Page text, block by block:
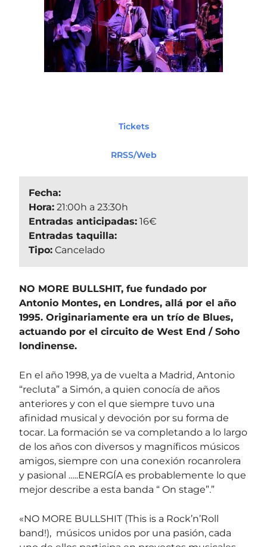
Tickets
RRSS/Web
Fecha:
Hora: 21:00h a 23:30h
Entradas anticipadas: 16€
Entradas taquilla:
Tipo: Cancelado
NO MORE BULLSHIT, fue fundado por
Antonio Montes, en Londres, allá por el año
1995. Originariamente era un trío de Blues,
actuando por el circuito de West End / Soho
londinense.
En el año 1998, ya de vuelta a Madrid, Antonio
“recluta” a Simón, a quien conocía de años
anteriores y con el que siempre tuvo una
afinidad musical y devoción por su forma de
tocar. La formación se va completando a lo largo
de los años con diversos y magníficos músicos
amigos, siempre con una conexión rocanrolera
y pasional …..ENERGÍA es probablemente lo que
mejor describe a esta banda “ On stage”.”
«NO MORE BULLSHIT (This is a Rock’n’Roll
band!), músicos unidos por una pasión, cada